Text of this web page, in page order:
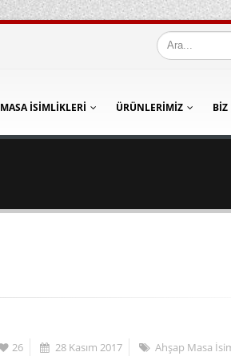
MASA İSIMLIKLERI ÜRÜNLERIMIZ BIZ
26 28 Kasım 2017 Ahşap Masa